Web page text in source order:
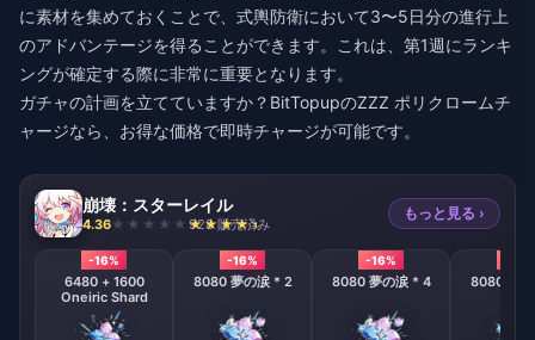
に素材を集めておくことで、式輿防衛において3〜5日分の進行上
のアドバンテージを得ることができます。これは、第1週にランキ
ングが確定する際に非常に重要となります。
ガチャの計画を立てていますか？BitTopupのZZZ ポリクロームチ
ャージなら、お得な価格で即時チャージが可能です。
崩壊：スターレイル
4.36 928 販売済み
もっと見る ›
-16%
6480 + 1600
Oneiric Shard
-16%
8080 夢の涙 * 2
-16%
8080 夢の涙 * 4 8080 夢